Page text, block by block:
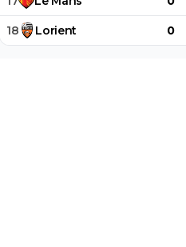
18 Lorient 0